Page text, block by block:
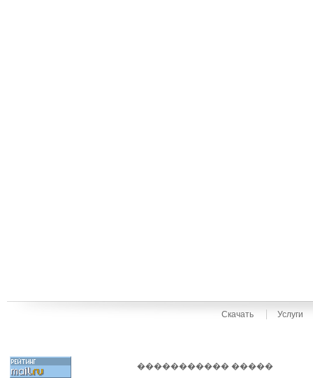
Скачать Услуги
����������� �����